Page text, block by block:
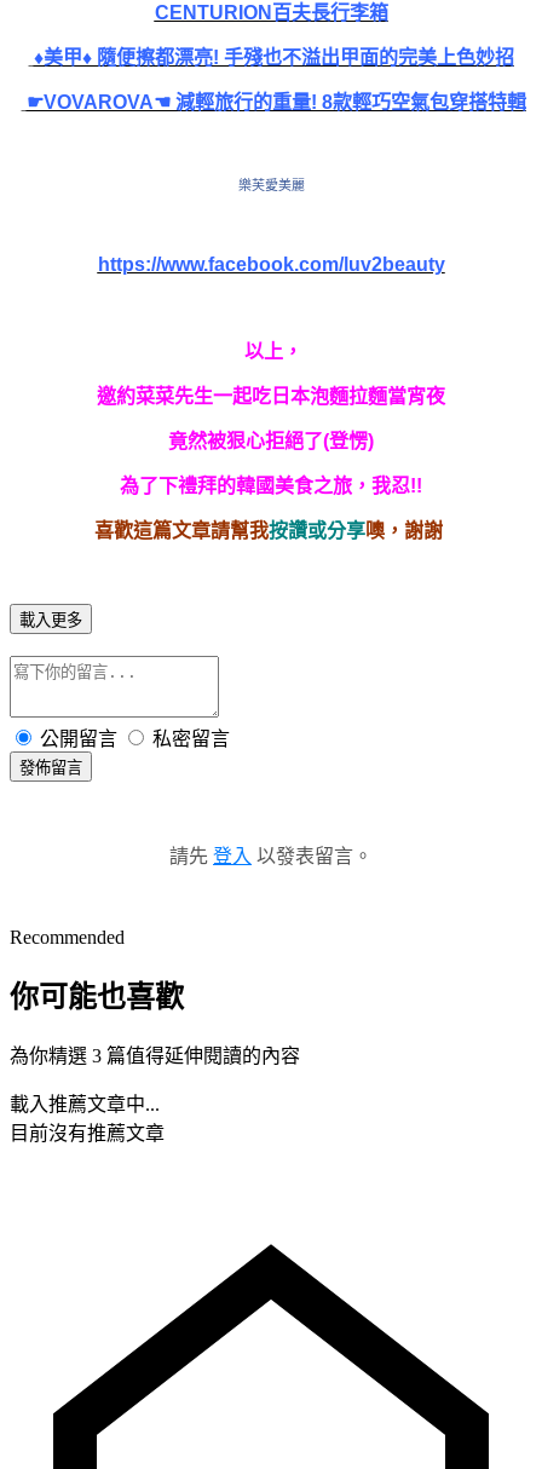
CENTURION百夫長行李箱
♦美甲♦ 隨便擦都漂亮! 手殘也不溢出甲面的完美上色妙招
☛VOVAROVA☚ 減輕旅行的重量! 8款輕巧空氣包穿搭特輯
樂芙愛美麗
https://www.facebook.com/luv2beauty
以上，
邀約菜菜先生一起吃日本泡麵拉麵當宵夜
竟然被狠心拒絕了(登愣)
為了下禮拜的韓國美食之旅，我忍!!
喜歡這篇文章請幫我按讚或分享噢，謝謝
載入更多
公開留言 私密留言
發佈留言
請先 登入 以發表留言。
Recommended
你可能也喜歡
為你精選 3 篇值得延伸閱讀的內容
載入推薦文章中...
目前沒有推薦文章